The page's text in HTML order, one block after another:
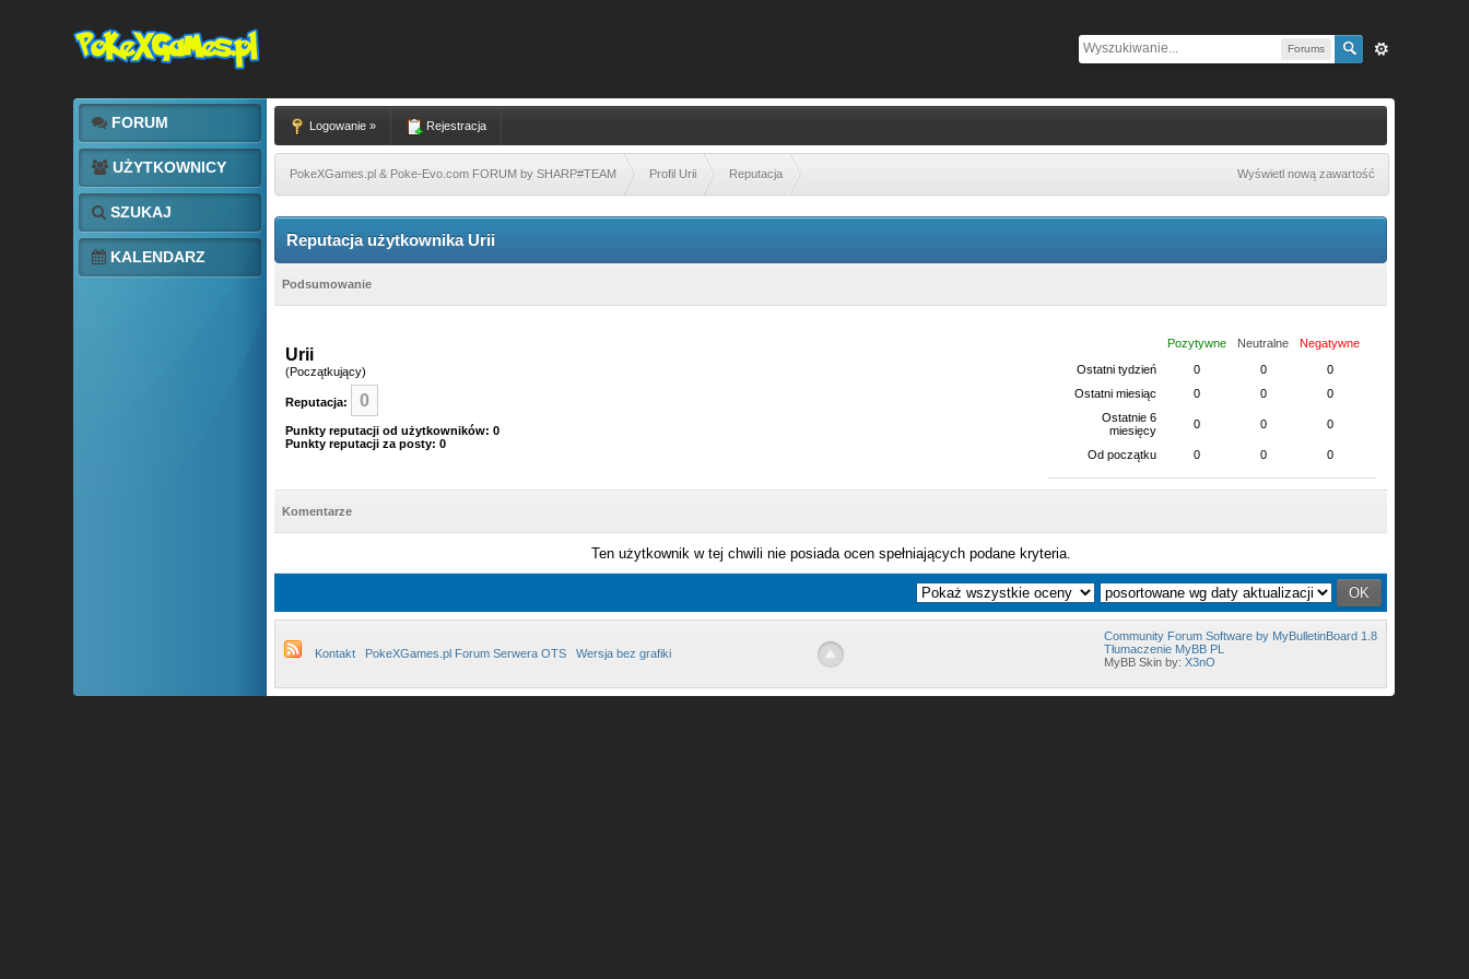
Forums
FORUM
UŻYTKOWNICY
SZUKAJ
KALENDARZ
Logowanie » Rejestracja
PokeXGames.pl & Poke-Evo.com FORUM by SHARP#TEAM Profil Urii Reputacja Wyświetl nową zawartość
Reputacja użytkownika Urii
Podsumowanie
Urii
(Początkujący)
Reputacja: 0
Punkty reputacji od użytkowników: 0
Punkty reputacji za posty: 0
Pozytywne Neutralne
Negatywne
Ostatni tydzień
0 0
0
Ostatni miesiąc
0 0
0
Ostatnie 6
miesięcy
0 0 0
Od początku 0 0 0
Komentarze
Ten użytkownik w tej chwili nie posiada ocen spełniających podane kryteria.
Kontakt PokeXGames.pl Forum Serwera OTS Wersja bez grafiki
Community Forum Software by MyBulletinBoard 1.8
Tłumaczenie MyBB PL
MyBB Skin by:X3nO